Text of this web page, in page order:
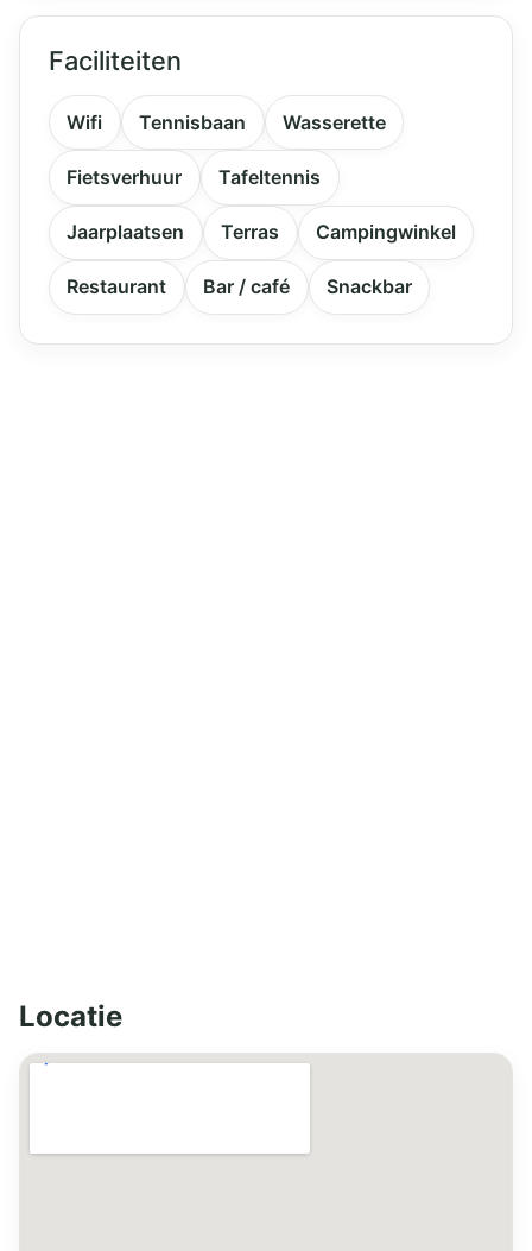
Faciliteiten
Wifi Tennisbaan Wasserette
Fietsverhuur Tafeltennis
Jaarplaatsen Terras Campingwinkel
Restaurant Bar / café Snackbar
Locatie